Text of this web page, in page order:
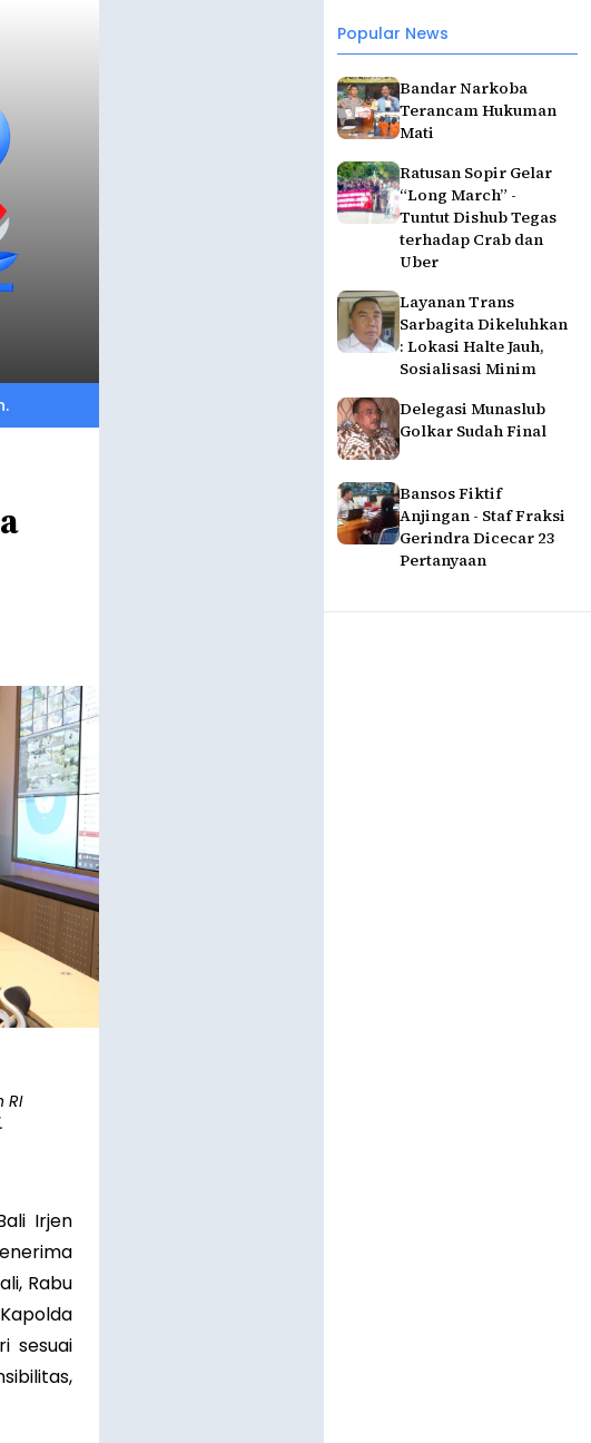
Popular News
Bandar Narkoba
Terancam Hukuman
Mati
Ratusan Sopir Gelar
“Long March” -
Tuntut Dishub Tegas
terhadap Crab dan
Uber
Layanan Trans
Sarbagita Dikeluhkan
: Lokasi Halte Jauh,
Sosialisasi Minim
Delegasi Munaslub
Golkar Sudah Final
Bansos Fiktif
Anjingan - Staf Fraksi
Gerindra Dicecar 23
Pertanyaan
RI
Irjen
Rabu
sesuai